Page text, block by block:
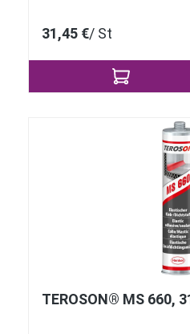
31,45 €/ St
TEROSON® MS 660,